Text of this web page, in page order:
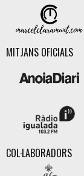
MITJANS OFICIALS
COL·LABORADORS